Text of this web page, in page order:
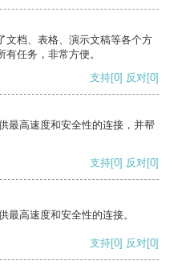
文档、表格、演示文稿等各个方
任务，非常方便。
支持[0] 反对[0]
最高速度和安全性的连接，并帮
支持[0] 反对[0]
最高速度和安全性的连接。
支持[0] 反对[0]